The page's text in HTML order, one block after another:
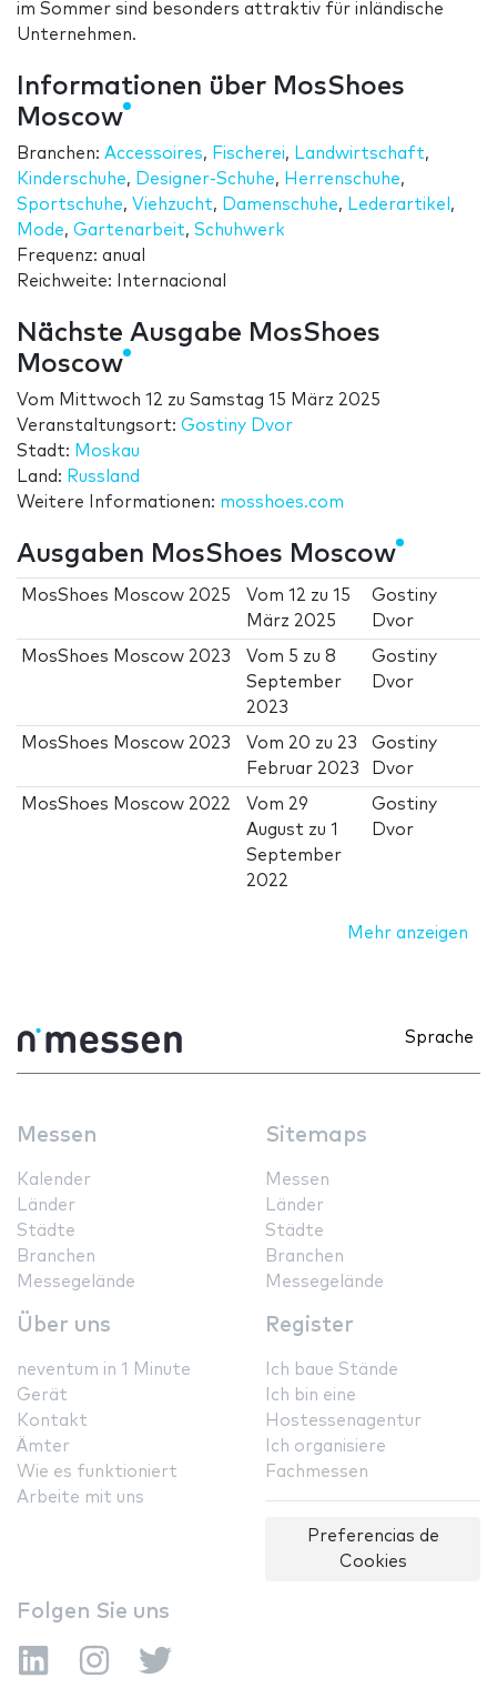
im Sommer sind besonders attraktiv für inländische
Unternehmen.
Informationen über MosShoes
Moscow
Branchen: Accessoires, Fischerei, Landwirtschaft,
Kinderschuhe, Designer-Schuhe, Herrenschuhe,
Sportschuhe, Viehzucht, Damenschuhe, Lederartikel ,
Mode, Gartenarbeit, Schuhwerk
Frequenz: anual
Reichweite: Internacional
Nächste Ausgabe MosShoes
Moscow
Vom Mittwoch 12 zu Samstag 15 März 2025
Veranstaltungsort: Gostiny Dvor
Stadt: Moskau
Land: Russland
Weitere Informationen: mosshoes.com
Ausgaben MosShoes Moscow
MosShoes Moscow 2025 Vom12 zu15
März 2025
Gostiny
Dvor
MosShoes Moscow 2023 Vom 5 zu8
September
2023
Gostiny
Dvor
MosShoes Moscow 2023 Vom 20 zu 23
Februar 2023
Gostiny
Dvor
MosShoes Moscow 2022 Vom 29
August zu1
September
2022
Gostiny
Dvor
Mehr anzeigen
Sprache
Messen
Kalender
Länder
Städte
Branchen
Messegelände
Sitemaps
Messen
Länder
Städte
Branchen
Messegelände
Über uns
neventum in 1 Minute
Gerät
Kontakt
Ämter
Wie es funktioniert
Arbeite mit uns
Register
Ich baue Stände
Ich bin eine
Hostessenagentur
Ich organisiere
Fachmessen
Preferencias de
Cookies
Folgen Sie uns